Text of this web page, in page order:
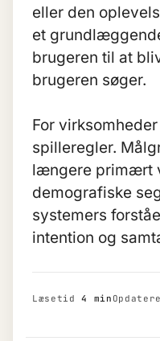
eller den
et
brugeren til at
brugeren søger.
For
spilleregler.
længere primært
demografiske
systemers
intention og
Læsetid4 min